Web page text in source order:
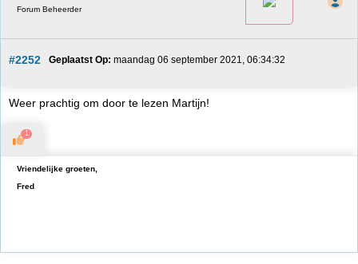
Forum Beheerder
#2252 Geplaatst Op: maandag 06 september 2021, 06:34:32
Weer prachtig om door te lezen Martijn!
1
Vriendelijke groeten,
Fred